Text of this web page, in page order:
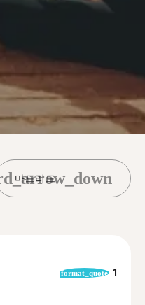
마드리드
format_quote 1